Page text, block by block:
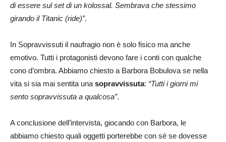
di essere sul set di un kolossal. Sembrava che stessimo
girando il Titanic (ride)”.
In Sopravvissuti il naufragio non è solo fisico ma anche
emotivo. Tutti i protagonisti devono fare i conti con qualche
cono d’ombra. Abbiamo chiesto a Barbora Bobulova se nella
vita si sia mai sentita una sopravvissuta: “Tutti i giorni mi
sento sopravvissuta a qualcosa”.
A conclusione dell’intervista, giocando con Barbora, le
abbiamo chiesto quali oggetti porterebbe con sé se dovesse